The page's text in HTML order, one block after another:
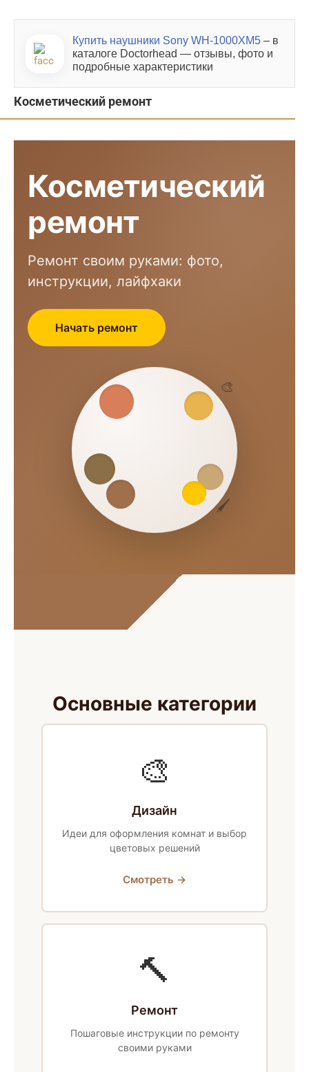
Купить наушники Sony WH-1000XM5 – в
каталоге Doctorhead — отзывы, фото и
подробные характеристики
Косметический ремонт
Косметический
ремонт
Ремонт своим руками: фото,
инструкции, лайфхаки
Начать ремонт
🎨
🖌
Основные категории
🎨
Дизайн
Идеи для оформления комнат и выбор
цветовых решений
Смотреть →
🔨
Ремонт
Пошаговые инструкции по ремонту
своими руками